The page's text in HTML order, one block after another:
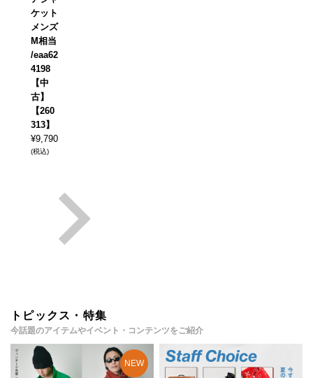
ケット
メンズ
M相当
/eaa62
4198
【中
古】
【260
313】
¥9,790
(税込)
トピックス・特集
今話題のアイテムやイベント・コンテンツをご紹介